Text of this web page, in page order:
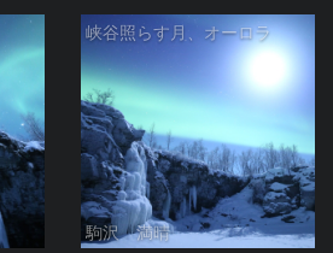
峡谷照らす月、オーロラ
駒沢 満晴